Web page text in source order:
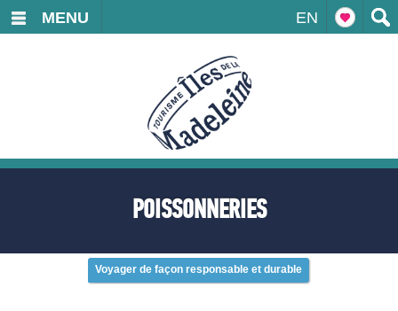
EN
MENU
POISSONNERIES
Voyager de façon responsable et durable